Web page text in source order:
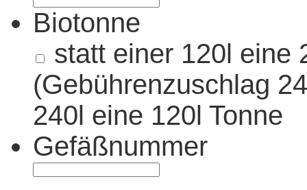
Biotonne
statt einer 120l eine
(Gebührenzuschlag
240l eine 120l Tonne
Gefäßnummer